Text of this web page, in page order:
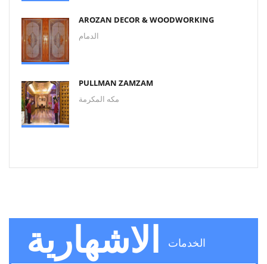
AROZAN DECOR & WOODWORKING
الدمام
PULLMAN ZAMZAM
مكه المكرمة
الاشهارية الخدمات